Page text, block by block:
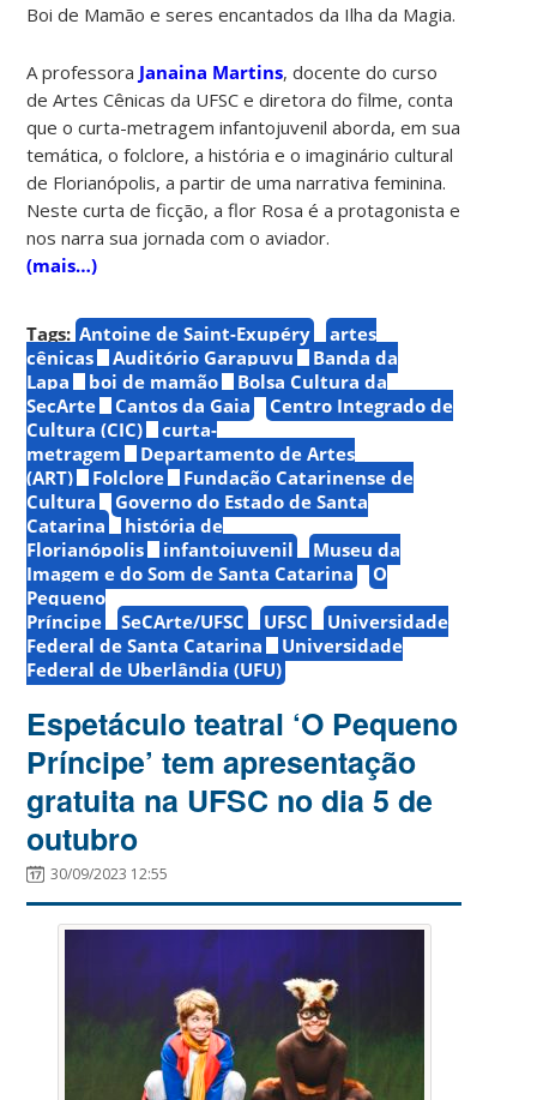
Boi de Mamão e seres encantados da Ilha da Magia.
A professora Janaina Martins, docente do curso
de Artes Cênicas da UFSC e diretora do filme, conta
que o curta-metragem infantojuvenil aborda, em sua
temática, o folclore, a história e o imaginário cultural
de Florianópolis, a partir de uma narrativa feminina.
Neste curta de ficção, a flor Rosa é a protagonista e
nos narra sua jornada com o aviador.
(mais…)
Tags: Antoine de Saint-Exupéry
artes
cênicas
Auditório Garapuvu
Banda da
Lapa
boi de mamão
Bolsa Cultura da
SecArte
Cantos da Gaia
Centro Integrado de
Cultura (CIC)
curta-
metragem
Departamento de Artes
(ART)
Folclore
Fundação Catarinense de
Cultura
Governo do Estado de Santa
Catarina
história de
Florianópolis
infantojuvenil
Museu da
Imagem e do Som de Santa Catarina
O
Pequeno
Príncipe
SeCArte/UFSC UFSC
Universidade
Federal de Santa Catarina
Universidade
Federal de Uberlândia (UFU)
Espetáculo teatral ‘O Pequeno
Príncipe’ tem apresentação
gratuita na UFSC no dia 5 de
outubro
30/09/2023 12:55